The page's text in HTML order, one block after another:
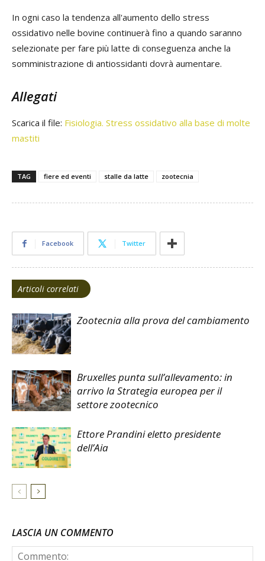
In ogni caso la tendenza all'aumento dello stress
ossidativo nelle bovine continuerà fino a quando saranno
selezionate per fare più latte di conseguenza anche la
somministrazione di antiossidanti dovrà aumentare.
Allegati
Scarica il file: Fisiologia. Stress ossidativo alla base di molte
mastiti
TAG fiere ed eventi stalle da latte zootecnia
Facebook Twitter
Articoli correlati
Zootecnia alla prova del cambiamento
Bruxelles punta sull’allevamento: in
arrivo la Strategia europea per il
settore zootecnico
Ettore Prandini eletto presidente
dell’Aia
LASCIA UN COMMENTO